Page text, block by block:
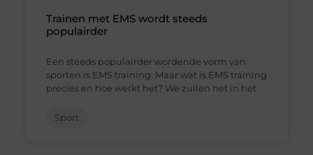
Trainen met EMS wordt steeds
populairder
Een steeds populairder wordende vorm van
sporten is EMS training. Maar wat is EMS training
precies en hoe werkt het? We zullen het in het
Sport